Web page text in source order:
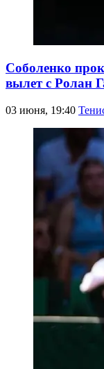
Соболенко
вылет с Ролан
03 июня, 19:40